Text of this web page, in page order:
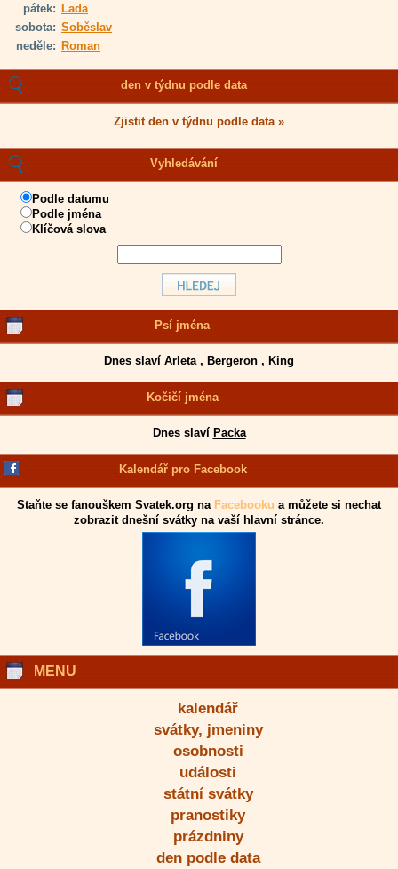
pátek: Lada
sobota: Soběslav
neděle: Roman
den v týdnu podle data
Zjistit den v týdnu podle data »
Vyhledávání
Podle datumu
Podle jména
Klíčová slova
Psí jména
Dnes slaví Arleta, Bergeron , King
Kočičí jména
Dnes slaví Packa
Kalendář pro Facebook
Staňte se fanouškem Svatek.org na Facebooku a můžete si nechat
zobrazit dnešní svátky na vaší hlavní stránce.
MENU
kalendář
svátky, jmeniny
osobnosti
události
státní svátky
pranostiky
prázdniny
den podle data